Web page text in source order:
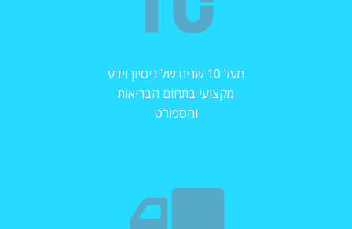
מעל 10 שנים של ניסיון וידע
מקצועי בתחום הבריאות
והספורט